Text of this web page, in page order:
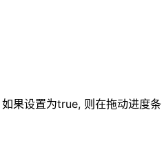
果设置为true, 则在拖动进度